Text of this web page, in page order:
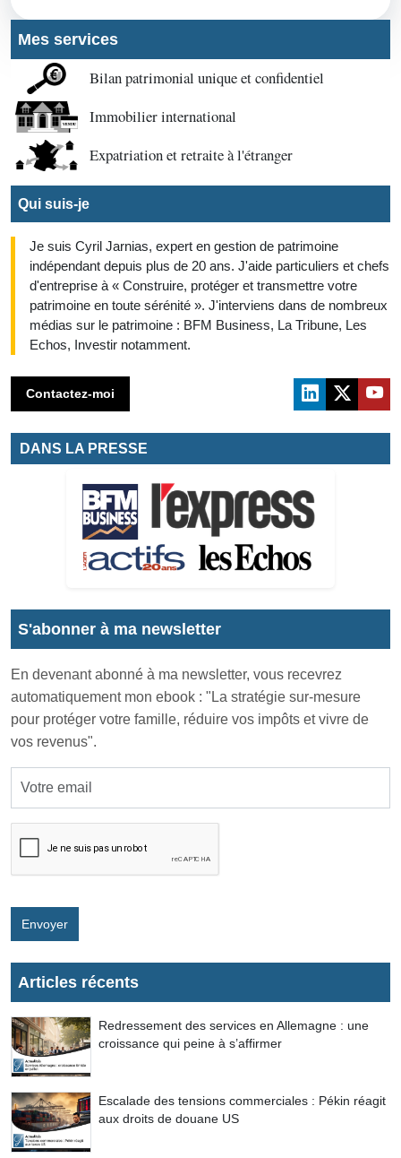
Mes services
Bilan patrimonial unique et confidentiel
Immobilier international
Expatriation et retraite à l'étranger
Qui suis-je
Je suis Cyril Jarnias, expert en gestion de patrimoine
indépendant depuis plus de 20 ans. J'aide particuliers et chefs
d'entreprise à « Construire, protéger et transmettre votre
patrimoine en toute sérénité ». J'interviens dans de nombreux
médias sur le patrimoine : BFM Business, La Tribune, Les
Echos, Investir notamment.
Contactez-moi
DANS LA PRESSE
S'abonner à ma newsletter
En devenant abonné à ma newsletter, vous recevrez
automatiquement mon ebook : "La stratégie sur-mesure
pour protéger votre famille, réduire vos impôts et vivre de
vos revenus".
Envoyer
Articles récents
Redressement des services en Allemagne : une
croissance qui peine à s’affirmer
Escalade des tensions commerciales : Pékin réagit
aux droits de douane US